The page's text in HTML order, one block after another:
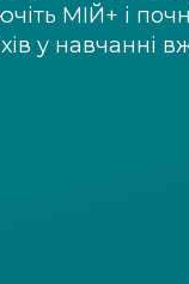
МІЙ+ і
у навчанні